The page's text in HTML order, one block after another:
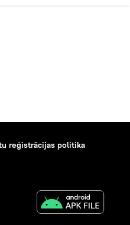
reģistrācijas politika